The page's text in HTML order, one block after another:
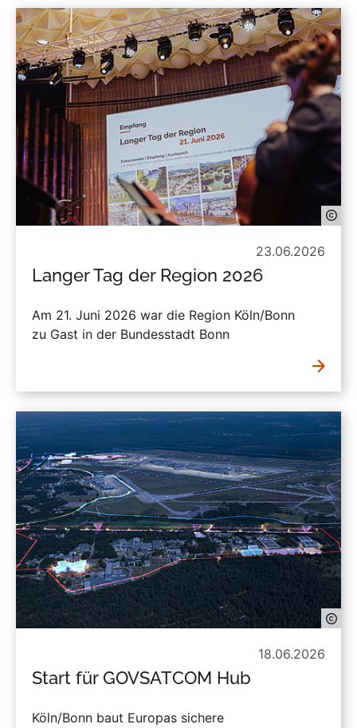
23.06.2026
Langer Tag der Region 2026
Am 21. Juni 2026 war die Region Köln/Bonn
zu Gast in der Bundesstadt Bonn
18.06.2026
Start für GOVSATCOM Hub
Köln/Bonn baut Europas sichere